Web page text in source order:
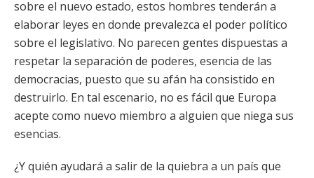
sobre el nuevo estado, estos hombres tenderán a
elaborar leyes en donde prevalezca el poder político
sobre el legislativo. No parecen gentes dispuestas a
respetar la separación de poderes, esencia de las
democracias, puesto que su afán ha consistido en
destruirlo. En tal escenario, no es fácil que Europa
acepte como nuevo miembro a alguien que niega sus
esencias.
¿Y quién ayudará a salir de la quiebra a un país que